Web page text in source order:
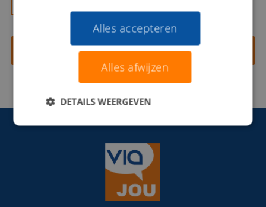
Contact opnemen
Alles accepteren
Alles afwijzen
DETAILS WEERGEVEN